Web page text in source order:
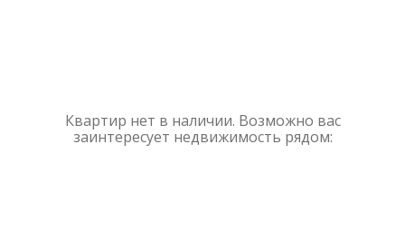
Квартир нет в наличии. Возможно вас
заинтересует недвижимость рядом: